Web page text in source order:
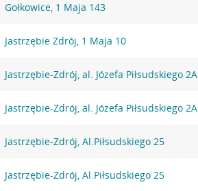
Gołkowice, 1 Maja 143
Jastrzębie Zdrój, 1 Maja 10
Jastrzębie-Zdrój, al. Józefa Piłsudskiego 2A
Jastrzębie-Zdrój, al. Józefa Piłsudskiego 2A
Jastrzębie-Zdrój, Al.Piłsudskiego 25
Jastrzębie-Zdrój, Al.Piłsudskiego 25